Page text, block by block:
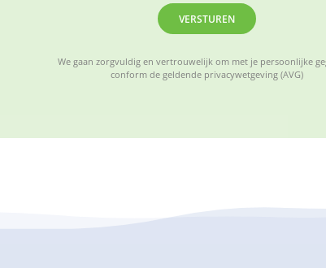
VERSTUREN
We gaan zorgvuldig en vertrouwelijk om met je persoonlijke
conform de geldende privacywetgeving (AVG)